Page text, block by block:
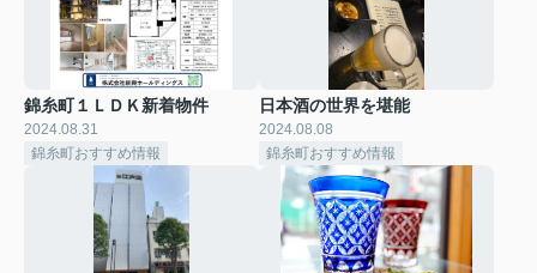
錦糸町１ＬＤＫ新着物件
2024.08.31
錦糸町おすすめ情報
日本酒の世界を堪能
2024.08.08
錦糸町おすすめ情報